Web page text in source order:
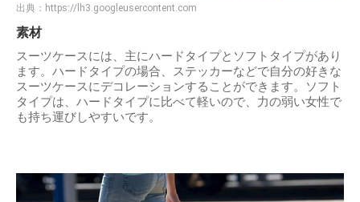
出典： https://lh3.googleusercontent.com
素材
スーツケースには、主にハードタイプとソフトタイプがあり
ます。ハードタイプの場合、ステッカーなどで自分の好きな
スーツケースにデコレーションすることができます。ソフト
タイプは、ハードタイプに比べて軽いので、力の弱い女性で
も持ち運びしやすいです。